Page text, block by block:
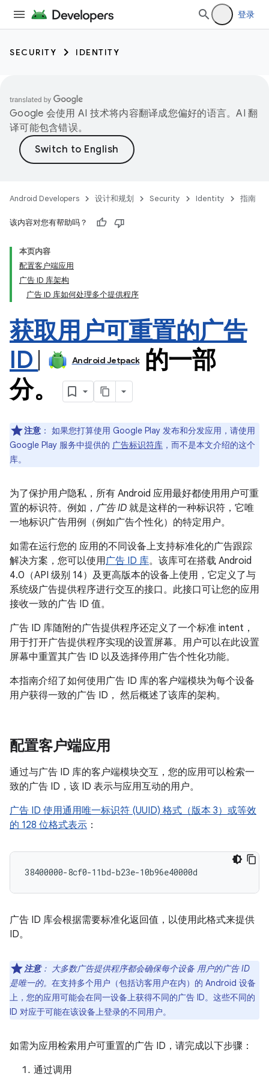
登录
SECURITY IDENTITY
Google 会使用 AI 技术将内容翻译成您偏好的语言。AI 翻
译可能包含错误。
Android Developers 设计和规划 Security Identity 指南
该内容对您有帮助吗？
本页内容
配置客户端应用
广告 ID 库架构
广告 ID 库如何处理多个提供程序
获取用户可重置的广告
ID
Android Jetpack的一部
分。
注意 ： 如果您打算使用 Google Play 发布和分发应用，请使用
Google Play 服务中提供的 广告标识符库 ，而不是本文介绍的这个
库。
为了保护用户隐私，所有 Android 应用最好都使用用户可重
置的标识符。例如， 广告 ID 就是这样的一种标识符，它唯
一地标识广告用例（例如广告个性化）的特定用户。
如需在运行您的 应用的不同设备上支持标准化的广告跟踪
解决方案，您可以使用广告 ID 库。该库可在搭载 Android
4.0（API 级别 14）及更高版本的设备上使用，它定义了与
系统级广告提供程序进行交互的接口。此接口可让您的应用
接收一致的广告 ID 值。
广告 ID 库随附的广告提供程序还定义了一个标准 intent，
用于打开广告提供程序实现的设置屏幕。用户可以在此设置
屏幕中重置其广告 ID 以及选择停用广告个性化功能。
本指南介绍了如何使用广告 ID 库的客户端模块为每个设备
用户获得一致的广告 ID， 然后概述了该库的架构。
配置客户端应用
通过与广告 ID 库的客户端模块交互，您的应用可以检索一
致的广告 ID，该 ID 表示与应用互动的用户。
广告 ID 使用通用唯一标识符 (UUID) 格式（版本 3）或等效
的 128 位格式表示 ：
广告 ID 库会根据需要标准化返回值，以使用此格式来提供
ID。
注意： 大多数广告提供程序都会确保每个设备 用户的广告 ID
是唯一的。 在支持多个用户（包括访客用户在内）的 Android 设备
上，您的应用可能会在同一设备上获得不同的广告 ID。这些不同的
ID 对应于可能在该设备上登录的不同用户。
如需为应用检索用户可重置的广告 ID，请完成以下步骤：
通过调用